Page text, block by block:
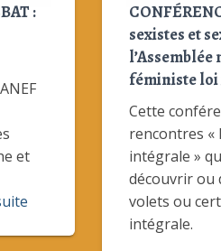
:
et
sexistes et
féministe
Cette
rencontres «
intégrale »
découvrir ou
volets ou
intégrale.